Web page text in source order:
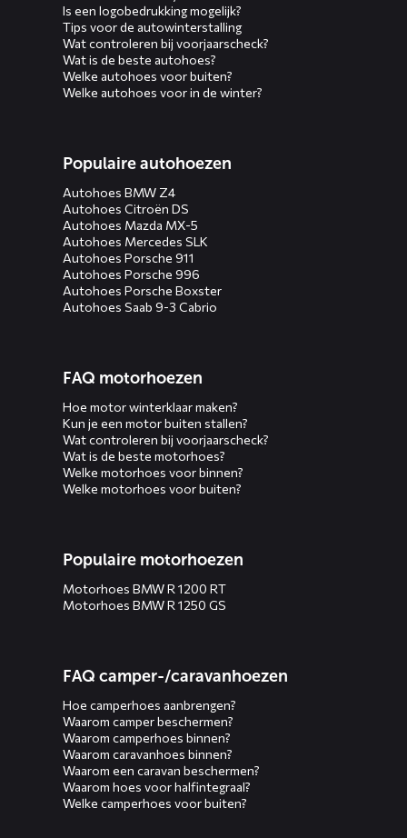
Is een logobedrukking mogelijk?
Tips voor de autowinterstalling
Wat controleren bij voorjaarscheck?
Wat is de beste autohoes?
Welke autohoes voor buiten?
Welke autohoes voor in de winter?
Populaire autohoezen
Autohoes BMW Z4
Autohoes Citroën DS
Autohoes Mazda MX-5
Autohoes Mercedes SLK
Autohoes Porsche 911
Autohoes Porsche 996
Autohoes Porsche Boxster
Autohoes Saab 9-3 Cabrio
FAQ motorhoezen
Hoe motor winterklaar maken?
Kun je een motor buiten stallen?
Wat controleren bij voorjaarscheck?
Wat is de beste motorhoes?
Welke motorhoes voor binnen?
Welke motorhoes voor buiten?
Populaire motorhoezen
Motorhoes BMW R 1200 RT
Motorhoes BMW R 1250 GS
FAQ camper-/caravanhoezen
Hoe camperhoes aanbrengen?
Waarom camper beschermen?
Waarom camperhoes binnen?
Waarom caravanhoes binnen?
Waarom een caravan beschermen?
Waarom hoes voor halfintegraal?
Welke camperhoes voor buiten?